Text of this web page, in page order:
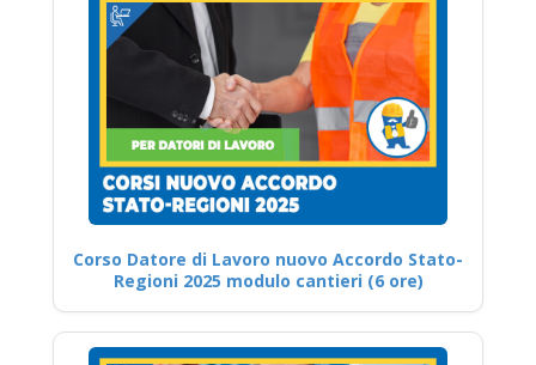
Corso Datore di Lavoro nuovo Accordo Stato-
Regioni 2025 modulo cantieri (6 ore)